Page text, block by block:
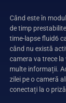
Când este în
de timp
time-lapse fluid6
când nu există
camera va trece
multe informații.
zilei pe o cameră
conectați la o